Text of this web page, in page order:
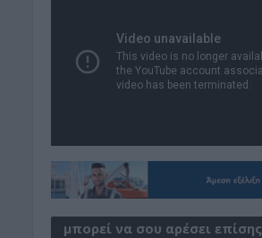
μπορεί να σου αρέσει επίσης